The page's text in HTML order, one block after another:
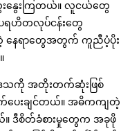
နွေးကြတယ်။ လူငယ်တွေ
ရဟိတလုပ်ငန်းတွေ
ေရာတွေအတွက် ကူညီပံ့ပိုး
ကို အတိုးတက်ဆုံးဖြစ်
က်ပေးချင်တယ်။ အဓိကကျတဲ့
။ ဒီစိတ်ခံစားမှုတွေက အခုဖို